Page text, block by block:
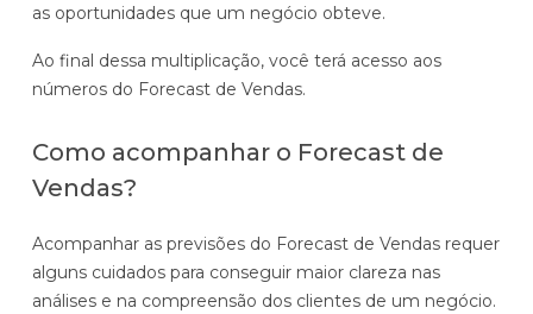
as oportunidades que um negócio obteve.
Ao final dessa multiplicação, você terá acesso aos
números do Forecast de Vendas.
Como acompanhar o Forecast de
Vendas?
Acompanhar as previsões do Forecast de Vendas requer
alguns cuidados para conseguir maior clareza nas
análises e na compreensão dos clientes de um negócio.